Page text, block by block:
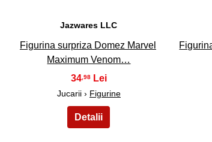
Jazwares LLC
Figurina surpriza Domez Marvel
Maximum Venom…
34 ,98
Jucarii › Figurine